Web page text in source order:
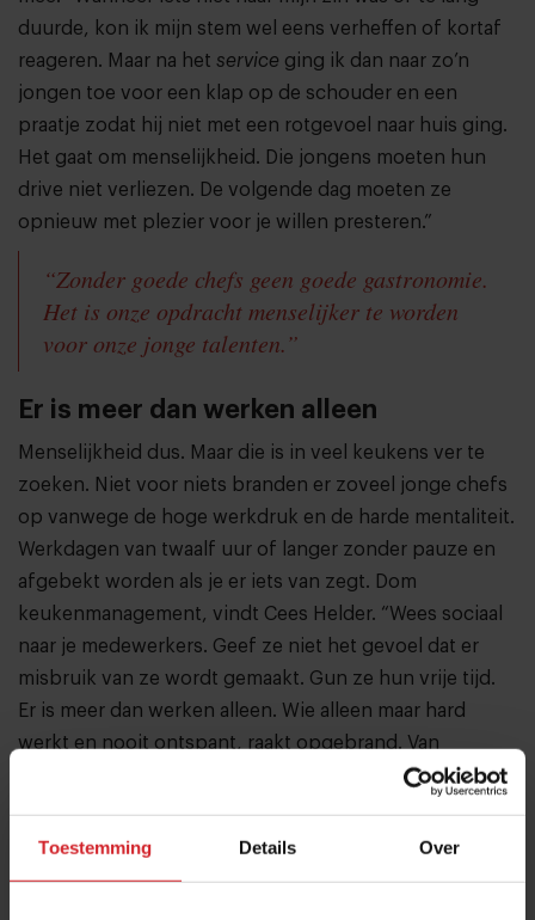
Toestemming Details Over
duurde, kon ik mijn stem wel eens verheffen of kortaf
reageren. Maar na het service ging ik dan naar zo’n
jongen toe voor een klap op de schouder en een
praatje zodat hij niet met een rotgevoel naar huis ging.
Het gaat om menselijkheid. Die jongens moeten hun
drive niet verliezen. De volgende dag moeten ze
opnieuw met plezier voor je willen presteren.”
“Zonder goede chefs geen goede gastronomie.
Het is onze opdracht menselijker te worden
voor onze jonge talenten.”
Er is meer dan werken alleen
Menselijkheid dus. Maar die is in veel keukens ver te
zoeken. Niet voor niets branden er zoveel jonge chefs
op vanwege de hoge werkdruk en de harde mentaliteit.
Werkdagen van twaalf uur of langer zonder pauze en
afgebekt worden als je er iets van zegt. Dom
keukenmanagement, vindt Cees Helder. “Wees sociaal
naar je medewerkers. Geef ze niet het gevoel dat er
misbruik van ze wordt gemaakt. Gun ze hun vrije tijd.
Er is meer dan werken alleen. Wie alleen maar hard
werkt en nooit ontspant, raakt opgebrand. Van
ontspanning worden niet alleen de jongens in de
een complimentje. Het is je taak als chefkok, als